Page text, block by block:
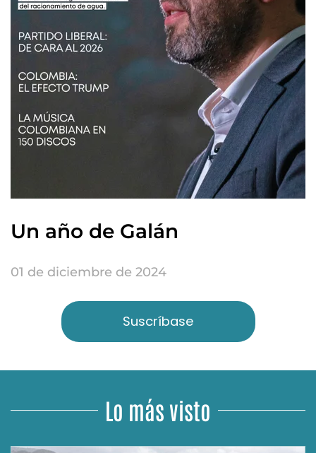
Un año de Galán
01 de diciembre de 2024
Suscríbase
Lo más visto